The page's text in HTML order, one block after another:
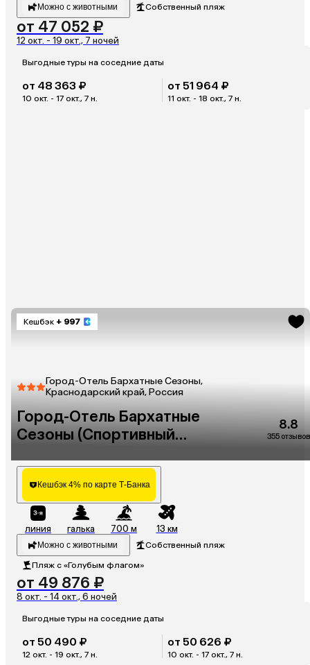
Можно с животными Собственный пляж
от 47 052 ₽
12 окт. - 19 окт., 7 ночей
Выгодные туры на соседние даты
от 48 363 ₽
10 окт. - 17 окт., 7 н.
от 51 964 ₽
11 окт. - 18 окт., 7 н.
Кешбэк + 997
Город-Отель Бархатные Сезоны,
Краснодарский край, Россия
Город-Отель Бархатные
Сезоны (Спортивный
8.8
355 отзывов
Кешбэк 4% по карте Т-Банка
линия галька 700 м 13 км
Можно с животными Собственный пляж
Пляж с «Голубым флагом»
от 49 876 ₽
8 окт. - 14 окт., 6 ночей
Выгодные туры на соседние даты
от 50 490 ₽
12 окт. - 19 окт., 7 н.
от 50 626 ₽
10 окт. - 17 окт., 7 н.